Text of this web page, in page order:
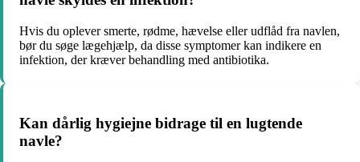
Hvis du oplever smerte, rødme, hævelse eller udflåd fra navlen,
bør du søge lægehjælp, da disse symptomer kan indikere en
infektion, der kræver behandling med antibiotika.
Kan dårlig hygiejne bidrage til en lugtende
navle?